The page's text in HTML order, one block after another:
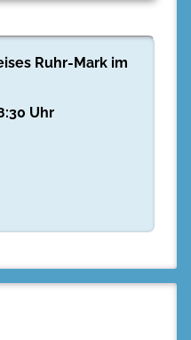
Ruhr-Mark im
Uhr